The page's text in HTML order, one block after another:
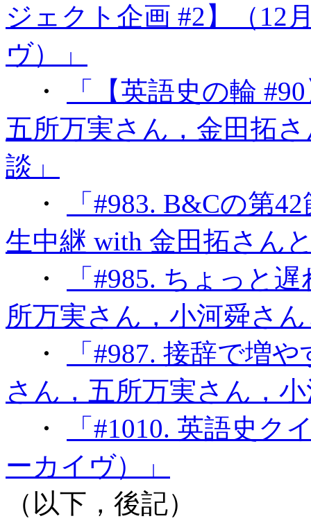
ジェクト企画 #2】（12
ヴ）」
・
「【英語史の輪
五所万実さん，金田拓
談」
・
「#983. B&Cの第
生中継 with 金田拓さん
・
「#985. ちょっと
所万実さん，小河舜さ
・
「#987. 接辞で増
さん，五所万実さん，
・
「#1010. 英語史ク
ーカイヴ）」
（以下，後記）